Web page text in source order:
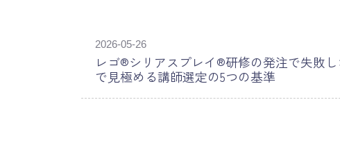
2026-05-26
レゴ®シリアスプレイ®研修の発注で失敗
で見極める講師選定の5つの基準